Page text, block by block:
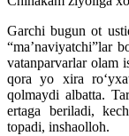
Garchi bugun ot
“maʼnaviyatchi”lar
vatanparvarlar olam
qora yo xira
qolmaydi albatta.
ertaga beriladi,
topadi, inshaolloh.